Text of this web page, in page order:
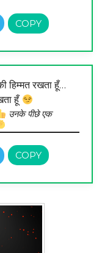
हिम्मत रखता हूँ…
हूँ
उनके पीछे एक